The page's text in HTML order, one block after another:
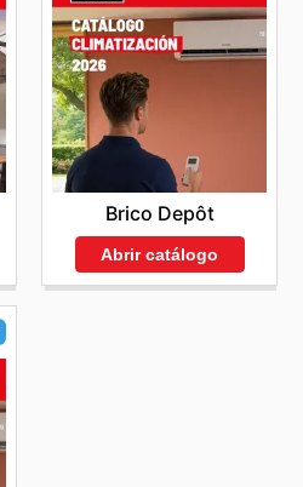
Brico Depôt
Abrir catálogo